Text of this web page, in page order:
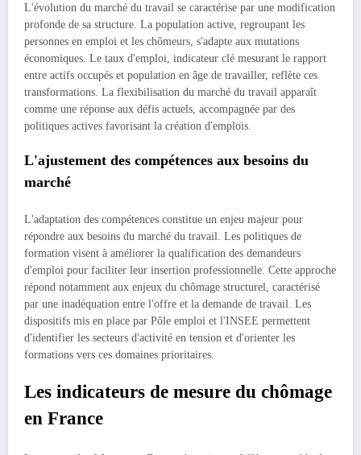
L'évolution du marché du travail se caractérise par une modification
profonde de sa structure. La population active, regroupant les
personnes en emploi et les chômeurs, s'adapte aux mutations
économiques. Le taux d'emploi, indicateur clé mesurant le rapport
entre actifs occupés et population en âge de travailler, reflète ces
transformations. La flexibilisation du marché du travail apparaît
comme une réponse aux défis actuels, accompagnée par des
politiques actives favorisant la création d'emplois.
L'ajustement des compétences aux besoins du
marché
L'adaptation des compétences constitue un enjeu majeur pour
répondre aux besoins du marché du travail. Les politiques de
formation visent à améliorer la qualification des demandeurs
d'emploi pour faciliter leur insertion professionnelle. Cette approche
répond notamment aux enjeux du chômage structurel, caractérisé
par une inadéquation entre l'offre et la demande de travail. Les
dispositifs mis en place par Pôle emploi et l'INSEE permettent
d'identifier les secteurs d'activité en tension et d'orienter les
formations vers ces domaines prioritaires.
Les indicateurs de mesure du chômage
en France